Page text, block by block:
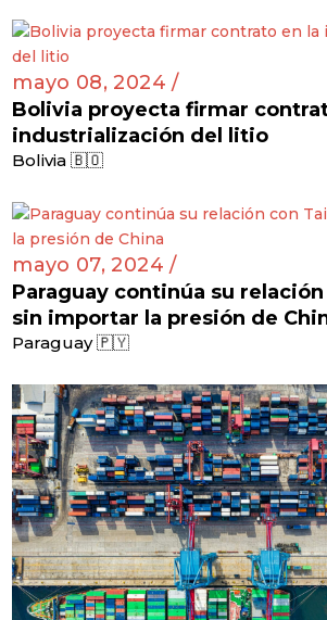
mayo 08, 2024 /
Bolivia proyecta firmar
industrialización del litio
Bolivia 🇧🇴
mayo 07, 2024 /
Paraguay continúa su
sin importar la presión de
Paraguay 🇵🇾